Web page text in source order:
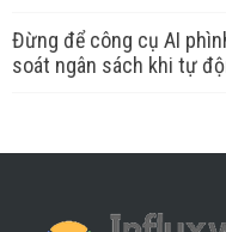
Đừng để công cụ AI
soát ngân sách khi tự